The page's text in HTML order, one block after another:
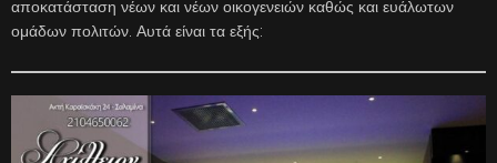
αποκατάσταση νέων και νέων οικογενειών καθώς και ευάλωτων
ομάδων πολιτών. Αυτά είναι τα εξής: